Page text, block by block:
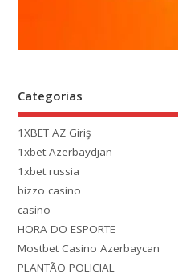
Categorias
1XBET AZ Giriş
1xbet Azerbaydjan
1xbet russia
bizzo casino
casino
HORA DO ESPORTE
Mostbet Casino Azerbaycan
PLANTÃO POLICIAL